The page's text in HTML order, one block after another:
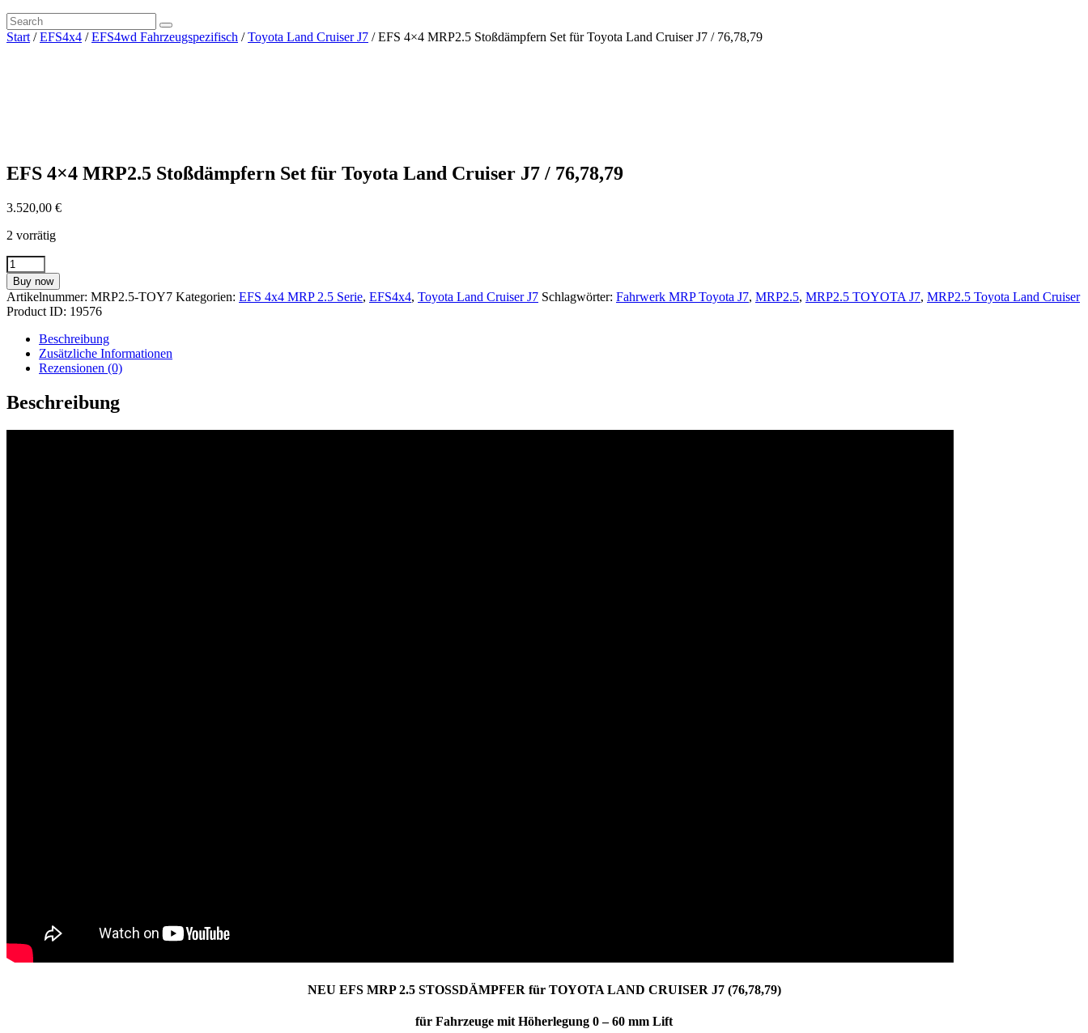
Start /EFS4x4 /EFS4wd Fahrzeugspezifisch /Toyota Land Cruiser J7 / EFS 4×4 MRP2.5 Stoßdämpfern Set für Toyota Land Cruiser J7 / 76,78,79
EFS 4×4 MRP2.5 Stoßdämpfern Set für Toyota Land Cruiser J7 / 76,78,79
3.520,00 €
2 vorrätig
EFS
4x4
MRP2.5
Stoßdämpfern
Set
Toyota
Land
Cruiser
J7
/
Buy now
Artikelnummer: MRP2.5-TOY7 Kategorien: EFS 4x4 MRP 2.5 Serie, EFS4x4, Toyota Land Cruiser J7 Schlagwörter: Fahrwerk MRP Toyota J7, MRP2.5, MRP2.5 TOYOTA J7, MRP2.5 Toyota Land Cruiser
Product ID: 19576
Beschreibung
Zusätzliche Informationen
Rezensionen (0)
Beschreibung
NEU EFS MRP 2.5 STOSSDÄMPFER für TOYOTA LAND CRUISER J7 (76,78,79)
für Fahrzeuge mit Höherlegung 0 – 60 mm Lift